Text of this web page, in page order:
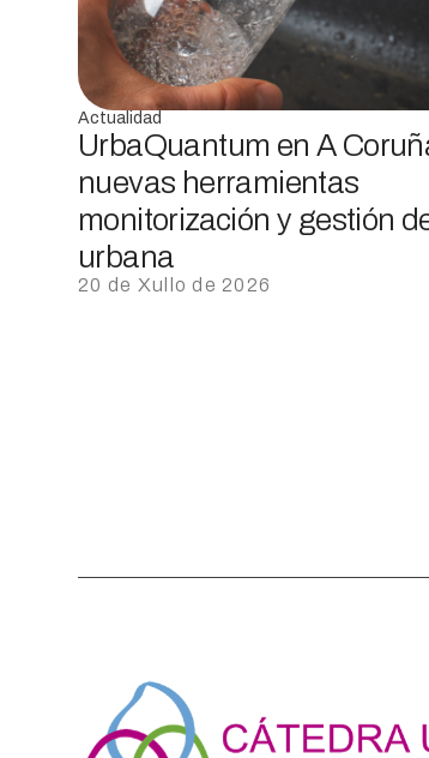
Actualidad
UrbaQuantum en A
nuevas herramientas
monitorización y gestión
urbana
20 de Xullo de 2026